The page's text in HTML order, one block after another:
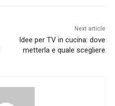
Next article
Idee per TV in cucina: dove
metterla e quale scegliere